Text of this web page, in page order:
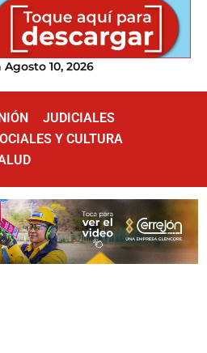
10, 2026
JUDICIALES
Y CULTURA